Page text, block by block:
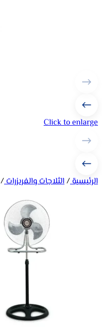
Click to enlarge
الرئيسية/الثلاجات والفريزرات/